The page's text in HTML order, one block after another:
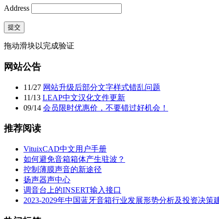
Address
提交
拖动滑块以完成验证
网站公告
11/27 网站升级后部分文字样式错乱问题
11/13 LEAP中文汉化文件更新
09/14 会员限时优惠价，不要错过好机会！
推荐阅读
VituixCAD中文用户手册
如何避免音箱箱体产生驻波？
控制薄膜声音的新途径
扬声器声中心
调音台上的INSERT输入接口
2023-2029年中国蓝牙音箱行业发展形势分析及投资决策